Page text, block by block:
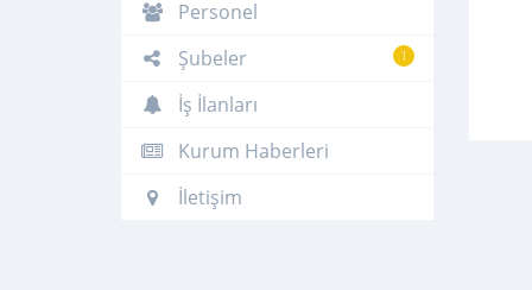
Personel
1
Şubeler
İş İlanları
Kurum Haberleri
İletişim